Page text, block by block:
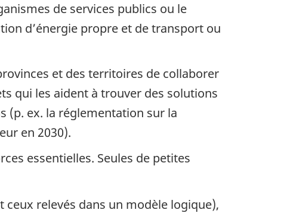
de services publics ou le
d’énergie propre et de transport ou
et des territoires de collaborer
qui les aident à trouver des solutions
(p. ex. la réglementation sur la
en 2030).
essentielles. Seules de petites
relevés dans un modèle logique),